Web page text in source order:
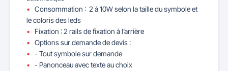
Consommation : 2 à 10W selon la taille du symbole et
le coloris des leds
Fixation : 2 rails de fixation à l’arrière
Options sur demande de devis :
- Tout symbole sur demande
- Panonceau avec texte au choix